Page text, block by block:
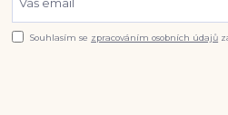
Souhlasím se zpracováním osobních údajů